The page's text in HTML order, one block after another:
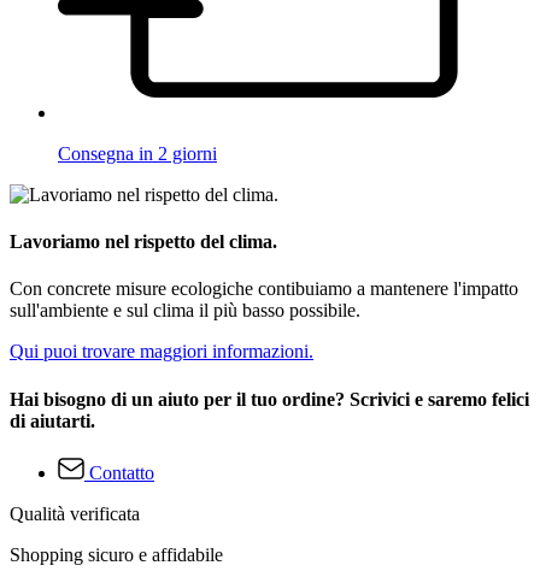
Consegna in 2 giorni
Lavoriamo nel rispetto del clima.
Con concrete misure ecologiche contibuiamo a mantenere l'impatto
sull'ambiente e sul clima il più basso possibile.
Qui puoi trovare maggiori informazioni.
Hai bisogno di un aiuto per il tuo ordine? Scrivici e saremo felici
di aiutarti.
Contatto
Qualità verificata
Shopping sicuro e affidabile